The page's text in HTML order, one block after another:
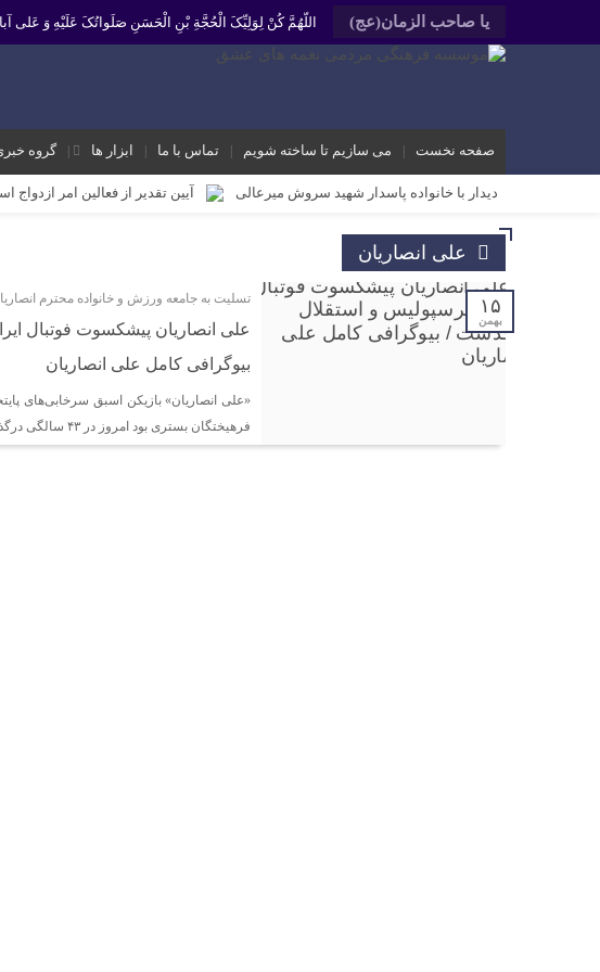
یا صاحب الزمان(عج) اللّهُمَّ کُنْ لِوَلِیِّکَ الْحُجَّةِ بْنِ الْحَسَنِ صَلَواتُکَ عَلَیْهِ وَ عَلى
صفحه نخست می سازیم تا ساخته شویم تماس با ما ابزار ها گروه
دیدار با خانواده پاسدار شهید سروش میرعالی آیین تقدیر از فعالین امر ازدواج
محمد رشیدیان مدیر شبکه فرهنگی مردمی نغمه های عشق اندیمشک: غدیر نشانه
برگزاری کارگاه کارآفرینی اجتماعی و راه اندازی پروژه های کوچک و موثر در
دیدار دبیر جدید موسسه فرهنگی مردمی نغمه های عشق اندیمشک با معاونت جوانان
دیدار دبیر موسسه فرهنگی مردمی نغمه های عشق با ریاست اداره ورزش و جوانان
مراسم دورهمی خانوادگی با عنوان کافه شادی مهدوی به مناسبت نیمه شعبان و دهه
مراسم جشن ولادت امام زمان (عج) و جشن فجر انقلاب اسلامی و هفته ی جوان در
تشریح برنامه های دهه مهدویت شبکه فرهنگی مردمی نغمه های عشق اندیمشک
علی انصاریان
۱۵
بهمن
تسلیت به جامعه ورزش و خانواده محترم
علی انصاریان پیشکسوت فوتبال
بیوگرافی کامل علی انصاریان
«علی انصاریان» بازیکن اسبق سرخابی‌های
فرهیختگان بستری بود امروز در ۴۳ سالگی درگذشت.